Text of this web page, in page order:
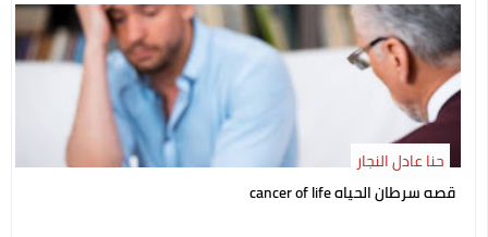
قصه سرطان الحياه cancer of life
حنا عادل النجار